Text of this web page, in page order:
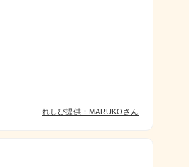
れしぴ提供：MARUKOさん